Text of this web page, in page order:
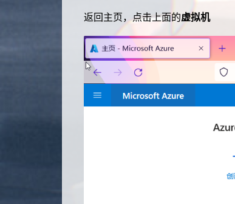
返回主页，点击上面的虚拟机